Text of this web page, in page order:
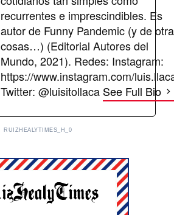
recurrentes e imprescindibles. Es
autor de Funny Pandemic (y de
cosas…) (Editorial Autores del
Mundo, 2021). Redes: Instagram:
https://www.instagram.com/
Twitter: @luisitollaca See Full Bio
RUIZHEALYTIMES_H_0